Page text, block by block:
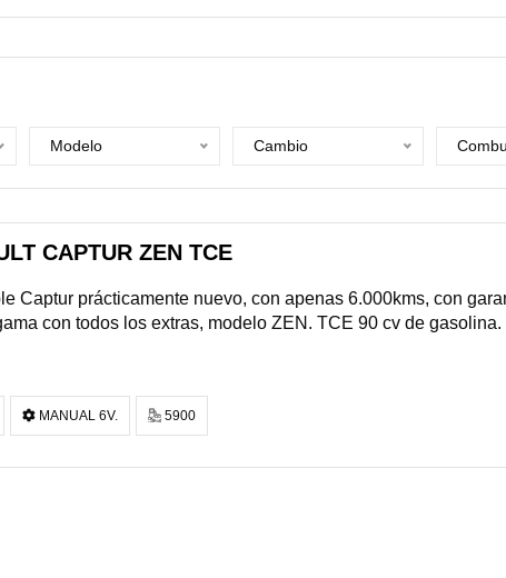
Modelo Cambio
CAPTUR ZEN TCE
Captur prácticamente nuevo, con apenas 6.000kms, con
con todos los extras, modelo ZEN. TCE 90 cv de
MANUAL 6V. 5900